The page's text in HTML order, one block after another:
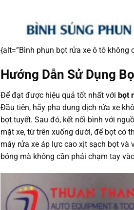
{alt=”Bình phun bọt rửa xe ô tô không
Hướng Dẫn Sử Dụng
Để đạt được hiệu quả tốt nhất với bọt
Đầu tiên, hãy pha dung dịch rửa xe
bọt tuyết. Sau đó, kết nối bình với
mặt xe, từ trên xuống dưới, để bọt có
máy rửa xe áp lực cao xịt sạch bọt và
bóng mà không cần phải chạm tay